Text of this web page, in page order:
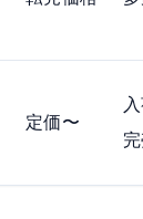
定価〜